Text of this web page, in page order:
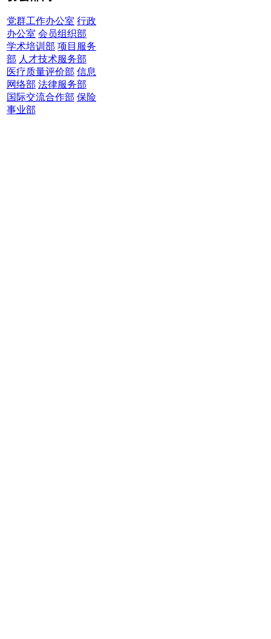
党群工作办公室 行政
办公室 会员组织部
学术培训部 项目服务
部 人才技术服务部
医疗质量评价部 信息
网络部 法律服务部
国际交流合作部 保险
事业部